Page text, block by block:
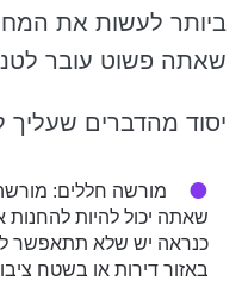
ביותר לעשות את
שאתה פשוט עובר
יסוד מהדברים שעליך
מורשה חללים:
שאתה יכול להיות
כנראה יש שלא תתאפשר
באזור דירות או בשטח